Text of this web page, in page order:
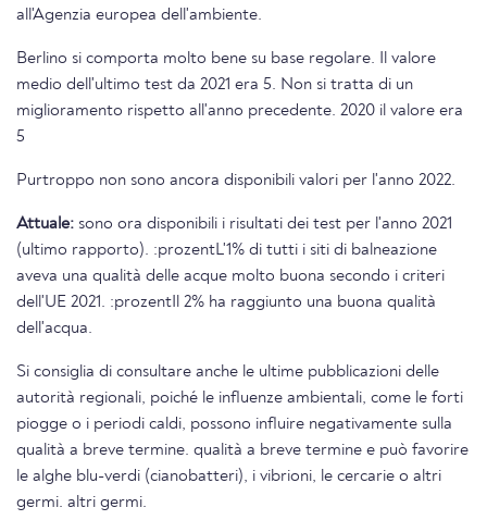
all'Agenzia europea dell'ambiente.
Berlino si comporta molto bene su base regolare. Il valore
medio dell'ultimo test da 2021 era 5. Non si tratta di un
miglioramento rispetto all'anno precedente. 2020 il valore era
5
Purtroppo non sono ancora disponibili valori per l'anno 2022.
Attuale: sono ora disponibili i risultati dei test per l'anno 2021
(ultimo rapporto). :prozentL'1% di tutti i siti di balneazione
aveva una qualità delle acque molto buona secondo i criteri
dell'UE 2021. :prozentIl 2% ha raggiunto una buona qualità
dell'acqua.
Si consiglia di consultare anche le ultime pubblicazioni delle
autorità regionali, poiché le influenze ambientali, come le forti
piogge o i periodi caldi, possono influire negativamente sulla
qualità a breve termine. qualità a breve termine e può favorire
le alghe blu-verdi (cianobatteri), i vibrioni, le cercarie o altri
germi. altri germi.